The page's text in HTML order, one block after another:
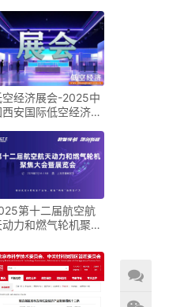
空经济展会-2025中
西安国际低空经济展
第十二届航空航
动力和燃气轮机聚焦